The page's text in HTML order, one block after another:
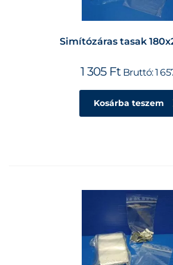
Simítózáras tasak
1 305 Ft Bruttó:1
Kosárba teszem